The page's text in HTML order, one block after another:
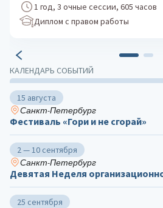
КАЛЕНДАРЬ СОБЫТИЙ
15 августа
Санкт-Петербург
Фестиваль «Гори и не сгорай»
2 — 10 сентября
Санкт-Петербург
Девятая Неделя
25 сентября
1 год, 3 очные сессии, 605 часов
Диплом с правом работы